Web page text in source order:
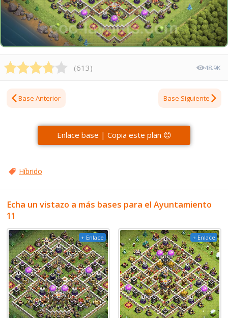
(613) 48.9K
Base Anterior Base Siguiente
Enlace base | Copia este plan 😊
Híbrido
Echa un vistazo a más bases para el Ayuntamiento
11
+ Enlace + Enlace